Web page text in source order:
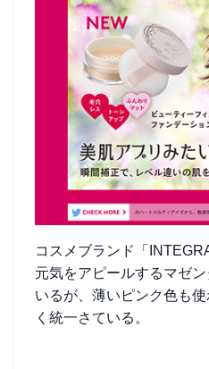
コスメブランド「
元気をアピールするマゼ
いるが、薄いピンク色も
く統一さている。